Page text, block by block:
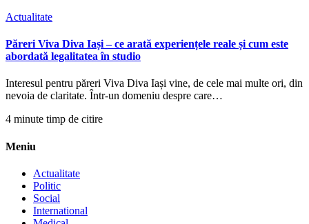
Actualitate
Păreri Viva Diva Iași – ce arată experiențele reale și cum este
abordată legalitatea în studio
Interesul pentru păreri Viva Diva Iași vine, de cele mai multe ori, din
nevoia de claritate. Într-un domeniu despre care…
4 minute timp de citire
Meniu
Actualitate
Politic
Social
International